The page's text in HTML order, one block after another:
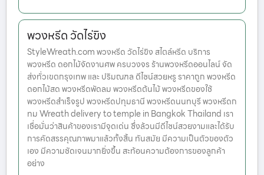
พวงหรีด วัดไร่ขิง
StyleWreath.com พวงหรีด วัดไร่ขิง สไตล์หรีด บริการ
พวงหรีด ดอกไม้จัดงานศพ ครบวงจร ร้านพวงหรีดออนไลน์ จัด
ส่งทั่วเขตกรุงเทพ และ ปริมณฑล ดีไซน์สวยหรู ราคาถูก พวงหรีด
ดอกไม้สด พวงหรีดพัดลม พวงหรีดต้นไม้ พวงหรีดของใช้
พวงหรีดสำเร็จรูป พวงหรีดปทุมธานี พวงหรีดนนทบุรี พวงหรีดก
ทม Wreath delivery to temple in Bangkok Thailand เรา
เชื่อมั่นว่าสินค้าของเรามีจุดเด่น ซึ่งล้วนมีดีไซน์สวยงามและได้รับ
การคัดสรรคุณภาพมาแล้วทั้งสิ้น ทันสมัย มีความเป็นตัวของตัว
เอง มีความชัดเจนมากยิ่งขึ้น สะท้อนความต้องการของลูกค้า
อย่าง